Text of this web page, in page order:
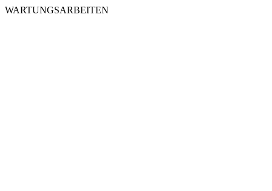
WARTUNGSARBEITEN